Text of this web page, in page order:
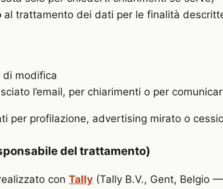
al trattamento dei dati per le finalità
di modifica
l’email, per chiarimenti o per
per profilazione, advertising mirato o
del trattamento)
con Tally (Tally B.V., Gent, Belgio